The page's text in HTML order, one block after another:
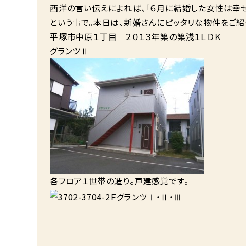
西洋の言い伝えによれば、「６月に結婚した女性は幸
という事で。本日は、新婚さんにピッタリな物件をご紹
平塚市中原１丁目 ２０１３年築の築浅１ＬＤＫ
グランツⅡ
各フロア１世帯の造り。戸建感覚です。